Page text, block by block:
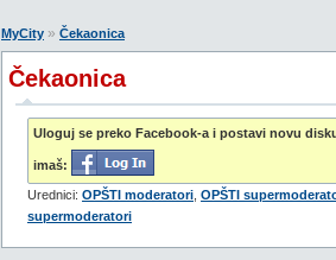
MyCity » Čekaonica
Čekaonica
Uloguj se preko Facebook-a i postavi novu
imaš:
Urednici: OPŠTI moderatori OPŠTI
supermoderatori